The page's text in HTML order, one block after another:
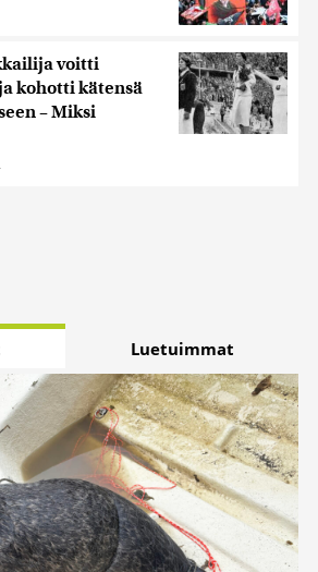
voitti
kohotti kätensä
– Miksi
Luetuimmat